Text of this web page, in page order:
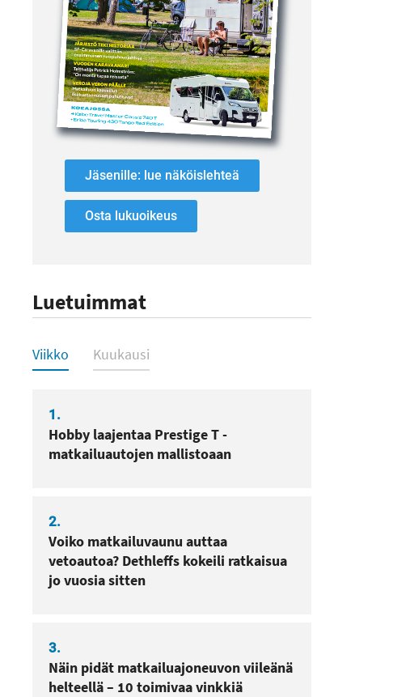
Jäsenille: lue näköislehteä
Osta lukuoikeus
Luetuimmat
Luetuimmat
Viikko Kuukausi
1.
Hobby laajentaa Prestige T -
matkailuautojen mallistoaan
2.
Voiko matkailuvaunu auttaa
vetoautoa? Dethleffs kokeili ratkaisua
jo vuosia sitten
3.
Näin pidät matkailuajoneuvon viileänä
helteellä – 10 toimivaa vinkkiä